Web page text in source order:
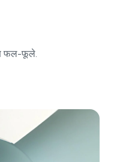
फल-फूले.